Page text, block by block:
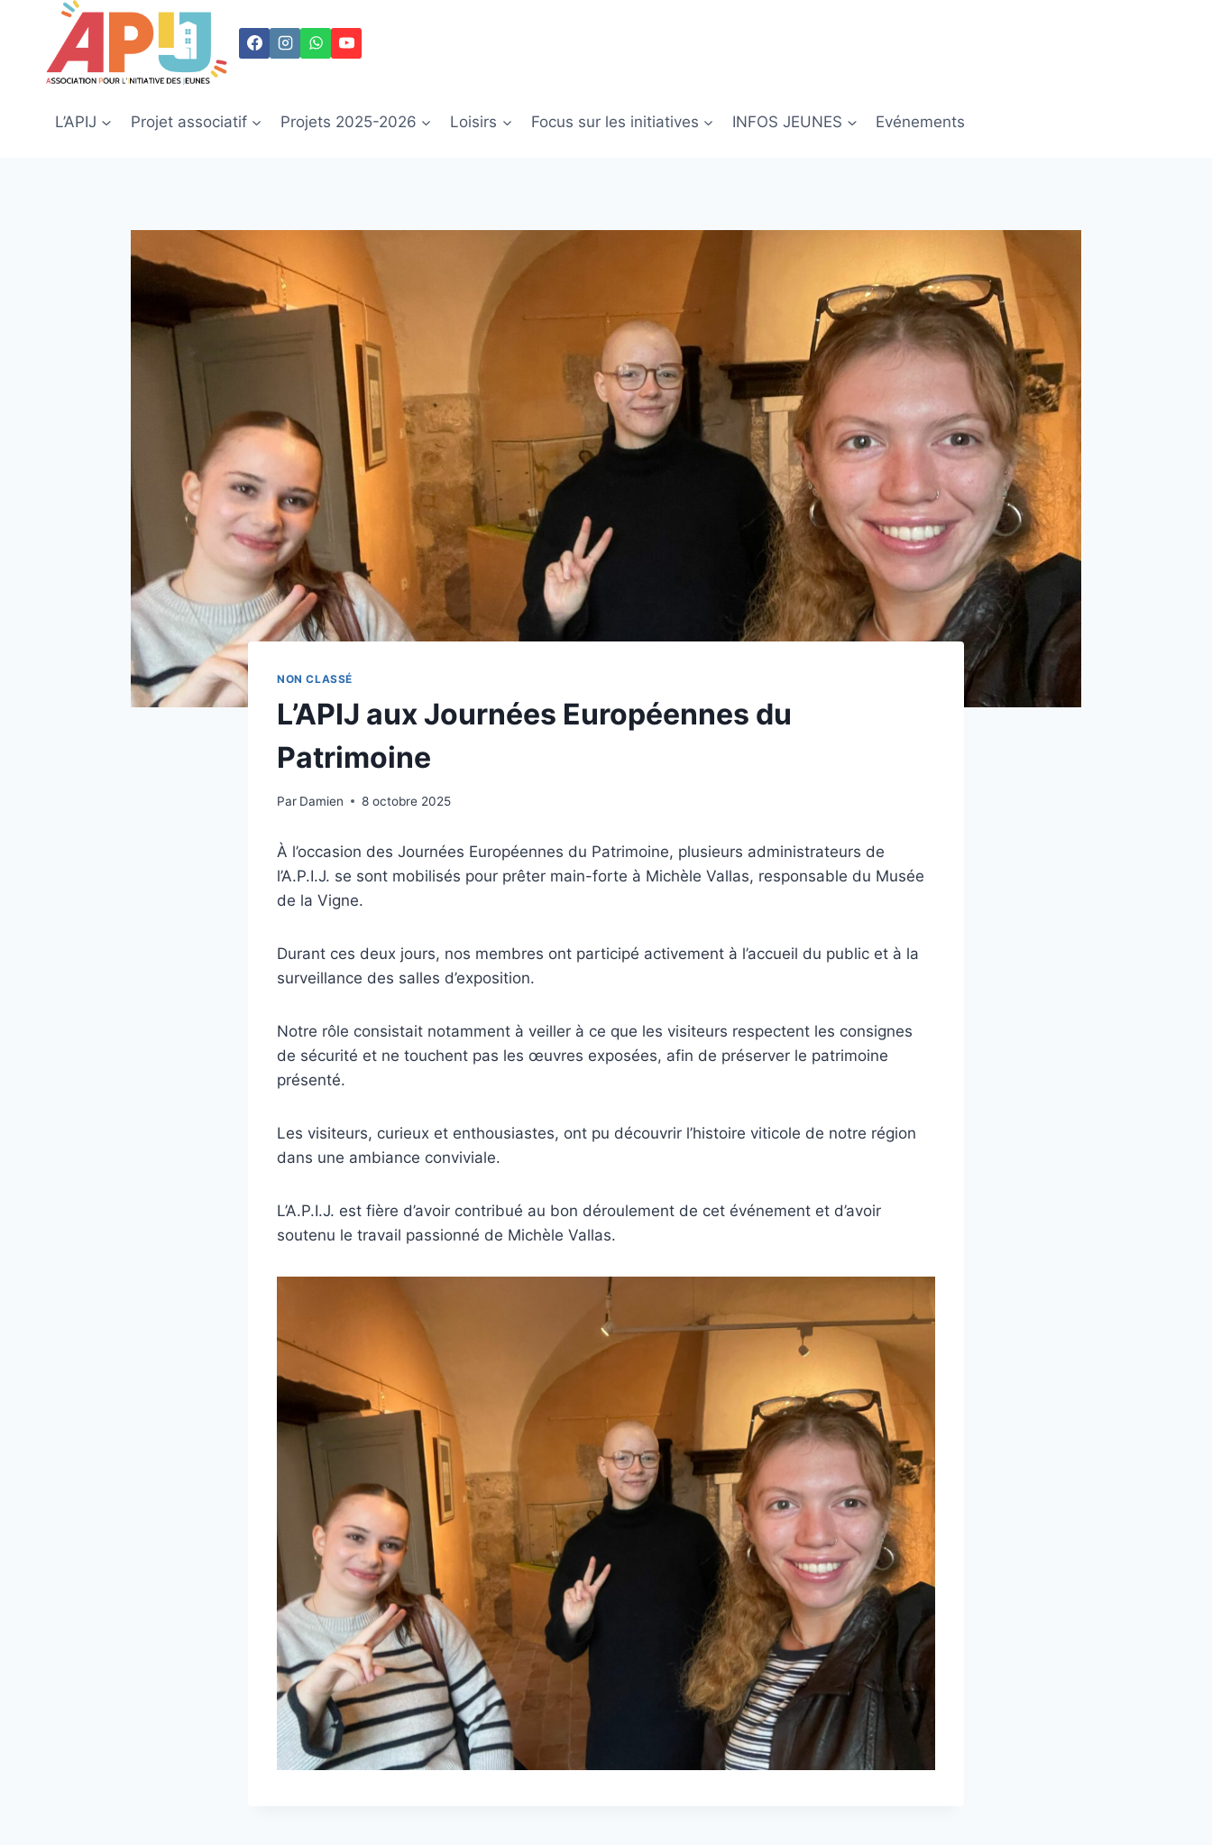
contenu
L’APIJ Projet associatif Projets 2025-2026 Loisirs Focus sur les initiatives INFOS JEUNES Evénements
NON CLASSÉ
L’APIJ aux Journées Européennes du
Patrimoine
Par Damien 8 octobre 2025
À l’occasion des Journées Européennes du Patrimoine, plusieurs administrateurs de
l’A.P.I.J. se sont mobilisés pour prêter main-forte à Michèle Vallas, responsable du Musée
de la Vigne.
Durant ces deux jours, nos membres ont participé activement à l’accueil du public et à la
surveillance des salles d’exposition.
Notre rôle consistait notamment à veiller à ce que les visiteurs respectent les consignes
de sécurité et ne touchent pas les œuvres exposées, afin de préserver le patrimoine
présenté.
Les visiteurs, curieux et enthousiastes, ont pu découvrir l’histoire viticole de notre région
dans une ambiance conviviale.
L’A.P.I.J. est fière d’avoir contribué au bon déroulement de cet événement et d’avoir
soutenu le travail passionné de Michèle Vallas.